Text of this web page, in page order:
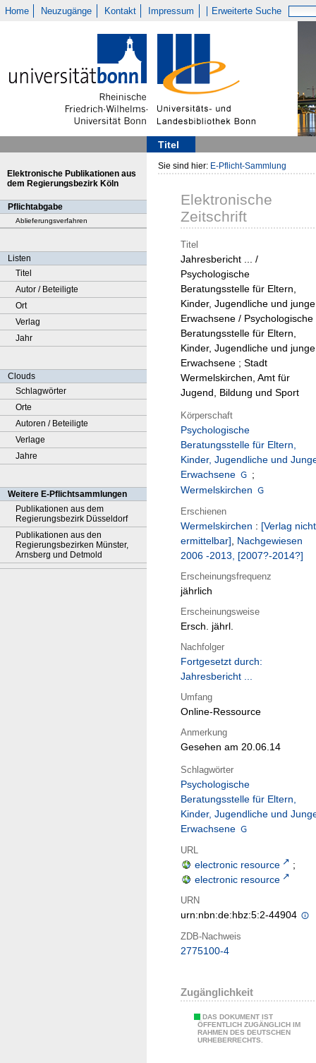
Home Neuzugänge Kontakt Impressum Erweiterte Suche
Titel
Elektronische Publikationen aus
dem Regierungsbezirk Köln
Pflichtabgabe
Ablieferungsverfahren
Listen
Titel
Autor / Beteiligte
Ort
Verlag
Jahr
Clouds
Schlagwörter
Orte
Autoren / Beteiligte
Verlage
Jahre
Weitere E-Pflichtsammlungen
Publikationen aus dem
Regierungsbezirk Düsseldorf
Publikationen aus den
Regierungsbezirken Münster,
Arnsberg und Detmold
Sie sind hier: E-Pflicht-Sammlung
Elektronische
Zeitschrift
Titel
Jahresbericht ... /
Psychologische
Beratungsstelle für Eltern,
Kinder, Jugendliche und junge
Erwachsene / Psychologische
Beratungsstelle für Eltern,
Kinder, Jugendliche und junge
Erwachsene ; Stadt
Wermelskirchen, Amt für
Jugend, Bildung und Sport
Körperschaft
Psychologische
Beratungsstelle für Eltern,
Kinder, Jugendliche und
Erwachsene
;
Wermelskirchen
Erschienen
Wermelskirchen : [Verlag nicht
ermittelbar], Nachgewiesen
2006 -2013, [2007?-2014?]
Erscheinungsfrequenz
jährlich
Erscheinungsweise
Ersch. jährl.
Nachfolger
Fortgesetzt durch:
Jahresbericht ...
Umfang
Online-Ressource
Anmerkung
Gesehen am 20.06.14
Schlagwörter
Psychologische
Beratungsstelle für Eltern,
Kinder, Jugendliche und
Erwachsene
URL
electronic resource
;
electronic resource
URN
urn:nbn:de:hbz:5:2-44904
ZDB-Nachweis
2775100-4
Zugänglichkeit
DAS DOKUMENT IST
ÖFFENTLICH ZUGÄNGLICH IM
RAHMEN DES DEUTSCHEN
URHEBERRECHTS.